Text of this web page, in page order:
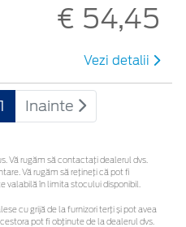
€ 54,45
Vezi detalii
1 Inainte
Vă rugăm să contactaţi dealerul dvs.
Vă rugăm să rețineți că pot fi
valabilă în limita stocului disponibil.
cu grijă de la furnizori terți și pot avea
pot fi obținute de la dealerul dvs.